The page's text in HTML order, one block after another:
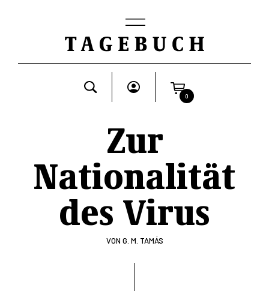
0
Zur
Nationalität
des Virus
VON G. M. TAMÁS